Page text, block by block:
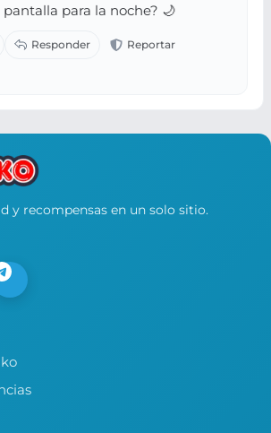
para la noche? 🌙
y recompensas en un solo sitio.